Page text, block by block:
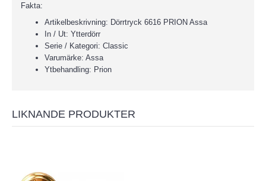
Fakta:
Artikelbeskrivning: Dörrtryck 6616 PRION Assa
In / Ut: Ytterdörr
Serie / Kategori: Classic
Varumärke: Assa
Ytbehandling: Prion
LIKNANDE PRODUKTER